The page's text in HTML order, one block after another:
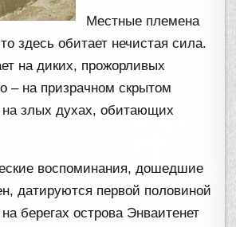
Местные племена
здесь обитает нечистая сила.
на диких, прожорливых
– на призрачном скрытом
на злых духах, обитающих
воспоминания, дошедшие
датируются первой половиной
берегах острова Энваитенет